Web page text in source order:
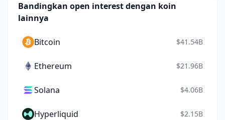
Bandingkan open interest dengan koin
lainnya
Bitcoin $41.54B
Ethereum $21.96B
Solana $4.06B
Hyperliquid $2.15B